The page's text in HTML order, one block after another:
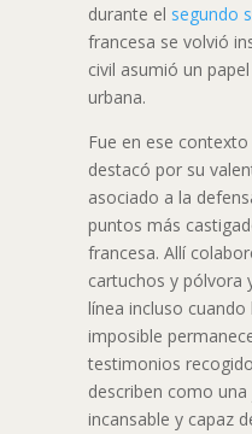
durante el segundo
francesa se volvió
civil asumió un
urbana.
Fue en ese
destacó por su
asociado a la
puntos más
francesa. Allí
cartuchos y pólvora
línea incluso
imposible
testimonios
describen como
incansable y capaz